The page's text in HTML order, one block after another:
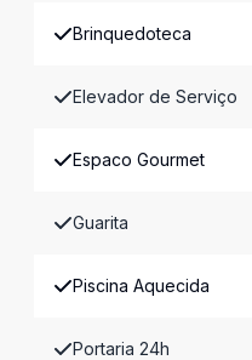
Brinquedoteca
Elevador de Serviço
Espaco Gourmet
Guarita
Piscina Aquecida
Portaria 24h